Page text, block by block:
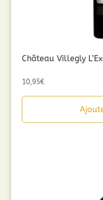
Château Villegly
10,95€